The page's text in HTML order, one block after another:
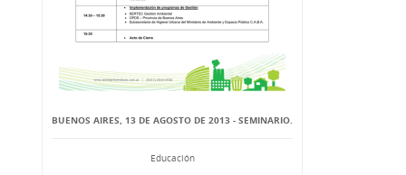
BUENOS AIRES, 13 DE AGOSTO DE 2013 - SEMINARIO.
Educación